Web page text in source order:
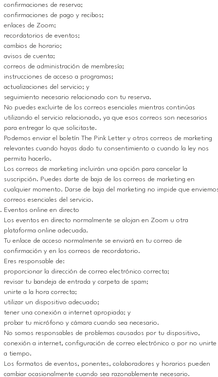
confirmaciones de reserva;
confirmaciones de pago y recibos;
enlaces de Zoom;
recordatorios de eventos;
cambios de horario;
avisos de cuenta;
correos de administración de membresía;
instrucciones de acceso a programas;
actualizaciones del servicio; y
seguimiento necesario relacionado con tu reserva.
No puedes excluirte de los correos esenciales mientras continúas
utilizando el servicio relacionado, ya que esos correos son necesarios
para entregar lo que solicitaste.
Podemos enviar el boletín The Pink Letter y otros correos de marketing
relevantes cuando hayas dado tu consentimiento o cuando la ley nos
permita hacerlo.
Los correos de marketing incluirán una opción para cancelar la
suscripción. Puedes darte de baja de los correos de marketing en
cualquier momento. Darse de baja del marketing no impide que
correos esenciales del servicio.
Eventos online en directo
Los eventos en directo normalmente se alojan en Zoom u otra
plataforma online adecuada.
Tu enlace de acceso normalmente se enviará en tu correo de
confirmación y en los correos de recordatorio.
Eres responsable de:
proporcionar la dirección de correo electrónico correcta;
revisar tu bandeja de entrada y carpeta de spam;
unirte a la hora correcta;
utilizar un dispositivo adecuado;
tener una conexión a internet apropiada; y
probar tu micrófono y cámara cuando sea necesario.
No somos responsables de problemas causados por tu dispositivo,
conexión a internet, configuración de correo electrónico o por no unirte
a tiempo.
Los formatos de eventos, ponentes, colaboradores y horarios pueden
cambiar ocasionalmente cuando sea razonablemente necesario.